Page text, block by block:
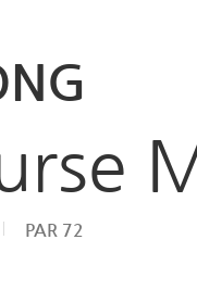
PAR 72